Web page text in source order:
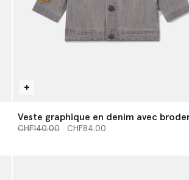
Veste graphique en denim avec
musique
Prix réduit à partir de
CHF140.00jusqu’à
CHF84.00